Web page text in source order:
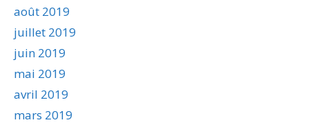
août 2019
juillet 2019
juin 2019
mai 2019
avril 2019
mars 2019